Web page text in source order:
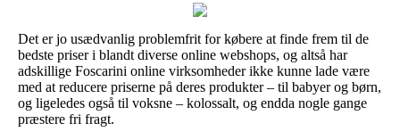
Det er jo usædvanlig problemfrit for købere at finde frem til de
bedste priser i blandt diverse online webshops, og altså har
adskillige Foscarini online virksomheder ikke kunne lade være
med at reducere priserne på deres produkter – til babyer og børn,
og ligeledes også til voksne – kolossalt, og endda nogle gange
præstere fri fragt.